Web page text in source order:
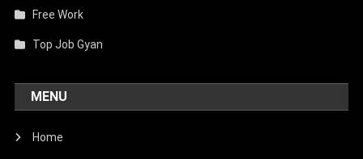
Free Work
Top Job Gyan
MENU
Home